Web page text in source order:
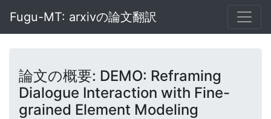
Fugu-MT: arxivの論文翻訳
論文の概要: DEMO: Reframing
Dialogue Interaction with Fine-
grained Element Modeling